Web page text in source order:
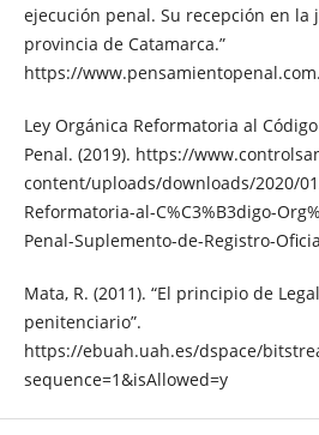
ejecución penal. Su recepción en
provincia de Catamarca.”
https://
Ley Orgánica Reformatoria al
Penal. (2019). https://
content/uploads/downloads/2020/
Reformatoria-al-C%C3%B3digo-
Penal-Suplemento-de-Registro-
Mata, R. (2011). “El principio de
penitenciario”.
https://ebuah.uah.es/dspace/
sequence=1&isAllowed=y